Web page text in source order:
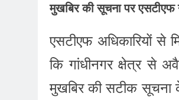
मुखबिर की सूचना पर एसटीएफ
एसटीएफ अधिकारियों से
कि गांधीनगर क्षेत्र से
मुखबिर की सटीक सूचना